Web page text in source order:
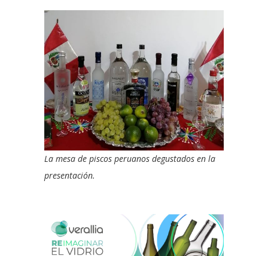
La mesa de piscos peruanos degustados en la
presentación.